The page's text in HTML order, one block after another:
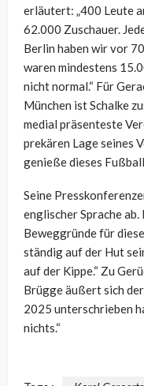
erläutert: „400 Leute
62.000 Zuschauer.
Berlin haben wir vor
waren mindestens
nicht normal.“ Für
München ist Schalke
medial präsenteste
prekären Lage seines
genieße dieses
Seine
englischer Sprache
Beweggründe für
ständig auf der Hut
auf der Kippe.“ Zu
Brügge äußert sich
2025 unterschrieben
nichts.“